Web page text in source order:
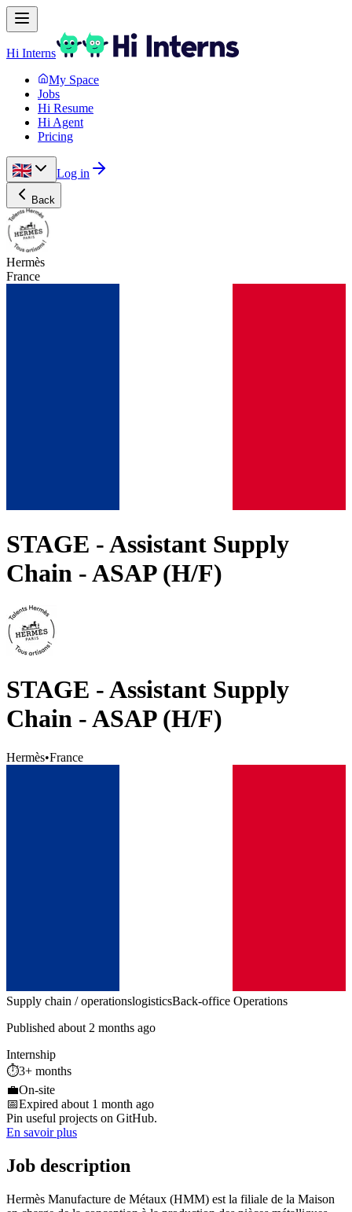
Hi Interns
My Space
Jobs
Hi Resume
Hi Agent
Pricing
Log in
Back
Hermès
France
STAGE - Assistant Supply
Chain - ASAP (H/F)
STAGE - Assistant Supply
Chain - ASAP (H/F)
Hermès•France
Supply chain / operationslogisticsBack-office Operations
Published about 2 months ago
Internship
⏱️3+ months
💼On-site
📅Expired about 1 month ago
Pin useful projects on GitHub.
En savoir plus
Job description
Hermès Manufacture de Métaux (HMM) est la filiale de la Maison